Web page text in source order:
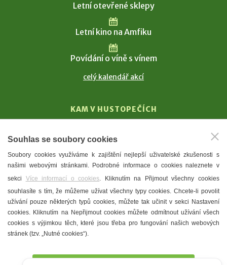
Letní otevřené sklepy
Letní kino na Amfiku
Povídání o víně s vínem
celý kalendář akcí
KAM V HUSTOPEČÍCH
T. G. Masaryk
Mandloně
Ubytování
Restaurace
Městské muzeum a galerie
Denní meníčka
Souhlas se soubory cookies
Soubory cookies využíváme k zajištění nejlepší uživatelské zkušenosti s
našimi webovými stránkami. Podrobné informace o cookies naleznete v
sekci Více informací o cookies. Kliknutím na Přijmout všechny cookies
souhlasíte s tím, že můžeme užívat všechny typy cookies. Chcete-li povolit
užívání pouze některých typů cookies, můžete tak učinit v sekci Nastavení
cookies. Kliknutím na Nepřijmout cookies můžete odmítnout užívání všech
cookies s výjimkou těch, které jsou třeba pro fungování našich webových
stránek (tzv. „Nutné cookies“).